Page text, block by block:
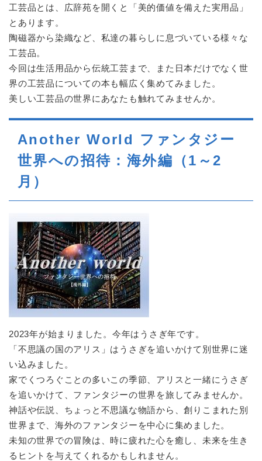
工芸品とは、広辞苑を開くと「美的価値を備えた実用品」
とあります。
陶磁器から染織など、私達の暮らしに息づいている様々な
工芸品。
今回は生活用品から伝統工芸まで、また日本だけでなく世
界の工芸品についての本も幅広く集めてみました。
美しい工芸品の世界にあなたも触れてみませんか。
Another World ファンタジー
世界への招待：海外編（1～2
月）
2023年が始まりました。今年はうさぎ年です。
「不思議の国のアリス」はうさぎを追いかけて別世界に迷
い込みました。
家でくつろぐことの多いこの季節、アリスと一緒にうさぎ
を追いかけて、ファンタジーの世界を旅してみませんか。
神話や伝説、ちょっと不思議な物語から、創りこまれた別
世界まで、海外のファンタジーを中心に集めました。
未知の世界での冒険は、時に疲れた心を癒し、未来を生き
るヒントを与えてくれるかもしれません。